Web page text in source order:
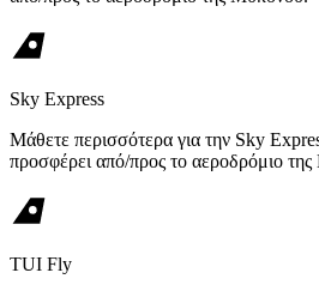
Sky Express
Μάθετε περισσότερα για την Sky
προσφέρει από/προς το αεροδρόμιο
TUI Fly